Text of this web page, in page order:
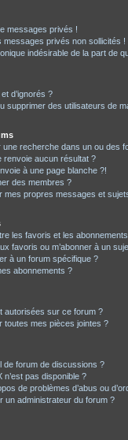
messages privés !
privés non sollicités !
indésirable de la part de
d’ignorés ?
supprimer des utilisateurs de
une recherche dans un ou des
renvoie aucun résultat ?
à une page blanche ?!
des membres ?
mes propres messages et
les favoris et les
favoris ou m’abonner à un
à un forum spécifique ?
abonnements ?
autorisées sur ce forum ?
toutes mes pièces jointes ?
de forum de discussions ?
n’est pas disponible ?
de problèmes d’abus ou
un administrateur du forum ?